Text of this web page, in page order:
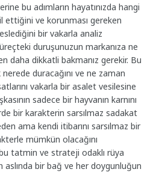
bu adımların hayatınızda hangi
ettiğini ve korunması gereken
bir vakarla analiz
duruşunuzun markanıza ne
daha dikkatli bakmanız gerekir. Bu
nerede duracağını ve ne zaman
vakarla bir asalet vesilesine
sadece bir hayvanın karnını
bir karakterin sarsılmaz sadakat
ama kendi itibarını sarsılmaz bir
mümkün olacağını
bu tatmin ve strateji odaklı rüya
aslında bir bağ ve her doygunluğun